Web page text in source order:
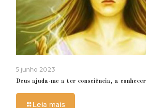
5 junho 2023
Deus ajuda-me a ter consciência, a
Leia mais